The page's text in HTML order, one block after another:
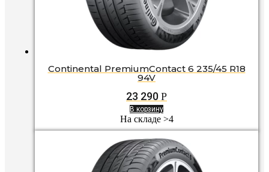
Continental PremiumContact 6 235/45 R18
94V
23 290 Р
В корзину
На складе >4